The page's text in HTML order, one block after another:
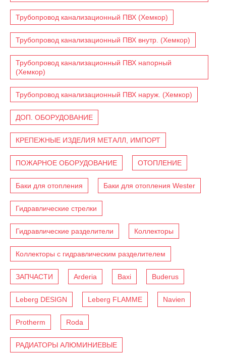
Трубопровод канализационный ПВХ (Хемкор)
Трубопровод канализационный ПВХ внутр. (Хемкор)
Трубопровод канализационный ПВХ напорный
(Хемкор)
Трубопровод канализационный ПВХ наруж. (Хемкор)
ДОП. ОБОРУДОВАНИЕ
КРЕПЕЖНЫЕ ИЗДЕЛИЯ МЕТАЛЛ, ИМПОРТ
ПОЖАРНОЕ ОБОРУДОВАНИЕ ОТОПЛЕНИЕ
Баки для отопления Баки для отопления Wester
Гидравлические стрелки
Гидравлические разделители Коллекторы
Коллекторы с гидравлическим разделителем
ЗАПЧАСТИ Arderia Baxi Buderus
Leberg DESIGN Leberg FLAMME Navien
Protherm Roda
РАДИАТОРЫ АЛЮМИНИЕВЫЕ